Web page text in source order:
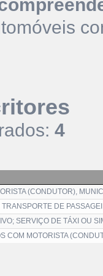
4
(CONDUTOR),
DE
SERVIÇO DE TÁXI OU
COM MOTORISTA